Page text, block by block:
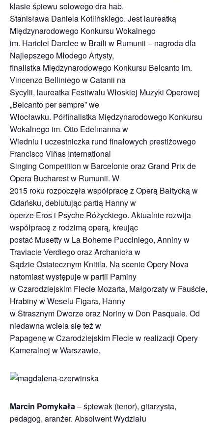
klasie śpiewu solowego dra hab.
Stanisława Daniela Kotlińskiego. Jest laureatką
Międzynarodowego Konkursu Wokalnego
im. Hariclei Darclee w Braili w Rumunii – nagroda dla
Najlepszego Młodego Artysty,
finalistka Międzynarodowego Konkursu Belcanto im.
Vincenzo Belliniego w Catanii na
Sycylii, laureatka Festiwalu Włoskiej Muzyki Operowej
„Belcanto per sempre” we
Włocławku. Półfinalistka Międzynarodowego Konkursu
Wokalnego im. Otto Edelmanna w
Wiedniu i uczestniczka rund finałowych prestiżowego
Francisco Viñas International
Singing Competition w Barcelonie oraz Grand Prix de
Opera Bucharest w Rumunii. W
2015 roku rozpoczęła współpracę z Operą Bałtycką w
Gdańsku, debiutując partią Hanny w
operze Eros i Psyche Różyckiego. Aktualnie rozwija
współpracę z rodzimą operą, kreując
postać Musetty w La Boheme Pucciniego, Anniny w
Traviacie Verdiego oraz Archanioła w
Sądzie Ostatecznym Knittla. Na scenie Opery Nova
natomiast występuje w partii Paminy
w Czarodziejskim Flecie Mozarta, Małgorzaty w Fauście,
Hrabiny w Weselu Figara, Hanny
w Strasznym Dworze oraz Noriny w Don Pasquale. Od
niedawna wciela się też w
Papagenę w Czarodziejskim Flecie w realizacji Opery
Kameralnej w Warszawie.
Marcin Pomykała– śpiewak (tenor), gitarzysta,
pedagog, aranżer. Absolwent Wydziału